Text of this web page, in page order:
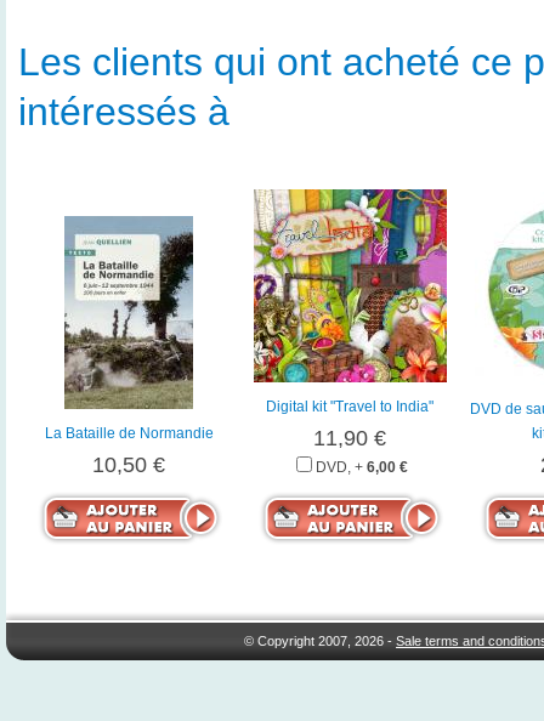
Les clients qui ont acheté ce
intéressés à
La Bataille de Normandie
10,50 €
Digital kit "Travel to India"
11,90 €
DVD, + 6,00 €
DVD de
© Copyright 2007, 2026 -Sale terms and